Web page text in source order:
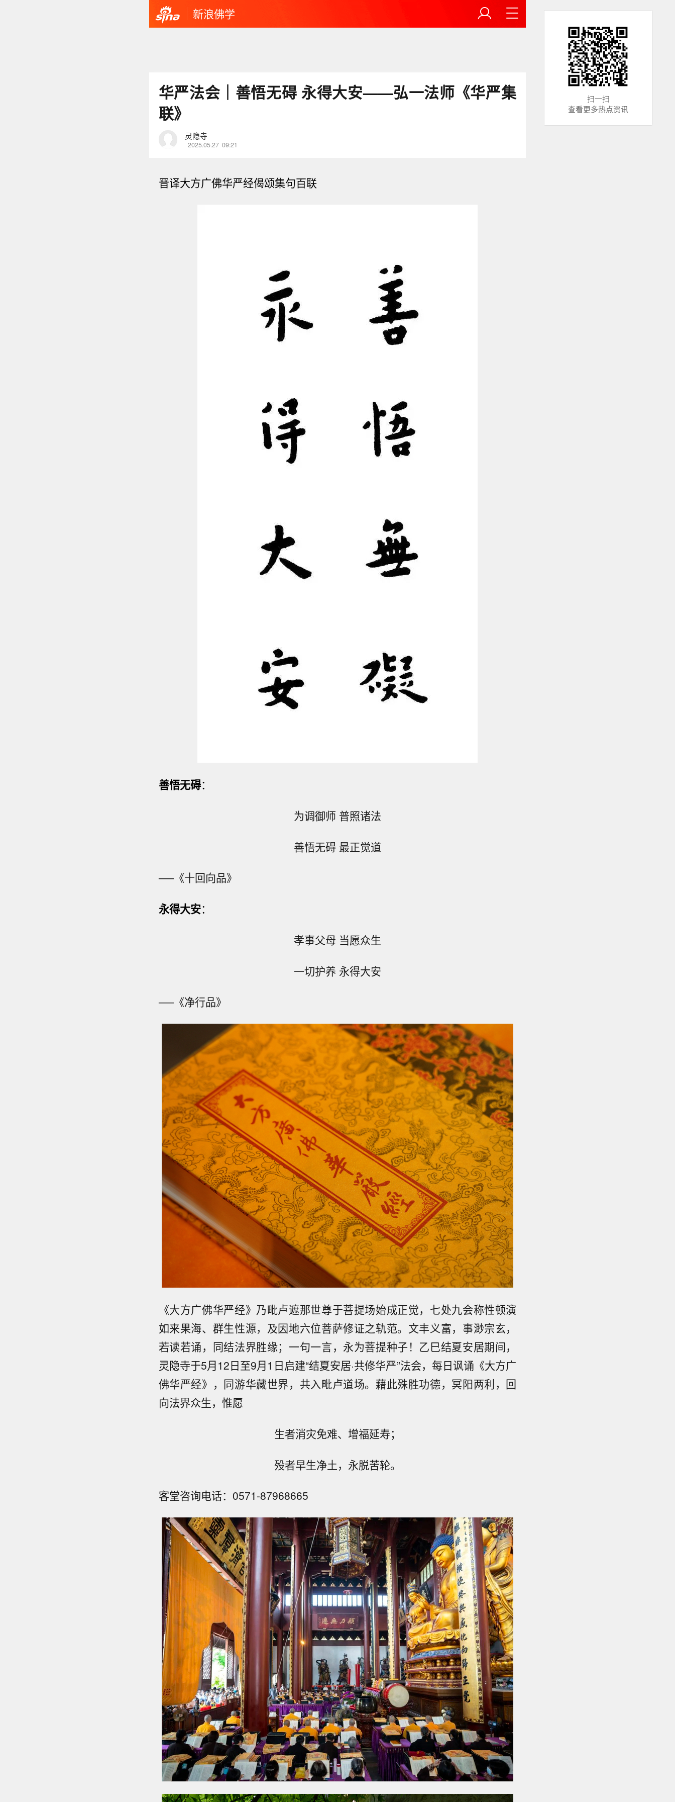
新浪佛学
华严法会｜善悟无碍 永得大安——弘一法师《华严集
联》
灵隐寺
2025.05.27 09:21
晋译大方广佛华严经偈颂集句百联
善悟无碍：
为调御师 普照诸法
善悟无碍 最正觉道
──《十回向品》
永得大安：
孝事父母 当愿众生
一切护养 永得大安
──《净行品》
《大方广佛华严经》乃毗卢遮那世尊于菩提场始成正觉，七处九会称性顿演
如来果海、群生性源，及因地六位菩萨修证之轨范。文丰义富，事渺宗玄，
若读若诵，同结法界胜缘；一句一言，永为菩提种子！乙巳结夏安居期间，
灵隐寺于5月12日至9月1日启建“结夏安居·共修华严”法会，每日讽诵《大方广
佛华严经》，同游华藏世界，共入毗卢道场。藉此殊胜功德，冥阳两利，回
向法界众生，惟愿
生者消灾免难、增福延寿；
殁者早生净土，永脱苦轮。
客堂咨询电话：0571-87968665
扫一扫
查看更多热点资讯